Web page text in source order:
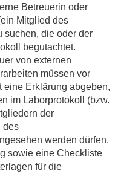
Betreuerin oder
Mitglied des
suchen, die oder der
begutachtet.
von externen
müssen vor
eine Erklärung abgeben,
im Laborprotokoll (bzw.
der
des
werden dürfen.
sowie eine Checkliste
für die